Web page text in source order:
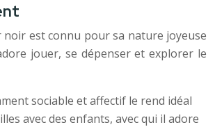
noir est connu pour sa nature joyeuse
jouer, se dépenser et explorer le
sociable et affectif le rend idéal
avec des enfants, avec qui il adore